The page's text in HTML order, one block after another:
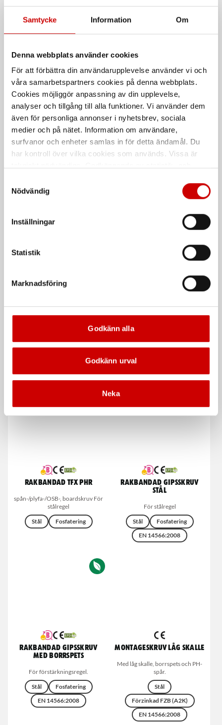
Samtycke Information Om
Denna webbplats använder cookies
För att förbättra din användarupplevelse använder vi och
våra samarbetspartners cookies på denna webbplats.
Cookies möjliggör anpassning av din upplevelse,
analyser och tillgång till alla funktioner. Vi använder dem
även för personliga annonser i nyhetsbrev, sociala
medier och på nätet. Information om användare,
surfvanor och enheter samlas in för detta ändamål. Du
har kontroll över vilka cookies som används. Vissa är
länder utanför EU med olika dataskyddsnormer. Genom
att godkänna samtycker du till sådana överföringar. Läs
Nödvändig
Inställningar
Statistik
Marknadsföring
Godkänn alla
Godkänn urval
Neka
Rakbandad
hårdgipsskruv Kombi
För trä- och stålregel
Stål
Förzinkad FZB (A2K)
Hårdgipsskruv Kombi
För trä- och stålregel.
Förzinkad FZB (A2K)
Rakbandad
För trä- och stålregel
Rakbandad gipsskruv
med borrspets
För förstärkningsregel.
Rakbandad TFX PHR
spån-/plyfa-/OSB-, boardskruv För
stålregel
Stål
Fosfatering
Rakbandad gipsskruv
Stål
För stålregel
Stål
Fosfatering
EN 14566:2008
Rakbandad gipsskruv
med borrspets
För förstärkningsregel.
Stål
Fosfatering
EN 14566:2008
Montageskruv låg skalle
Med låg skalle, borrspets och PH-
spår.
Stål
Förzinkad FZB (A2K)
EN 14566:2008